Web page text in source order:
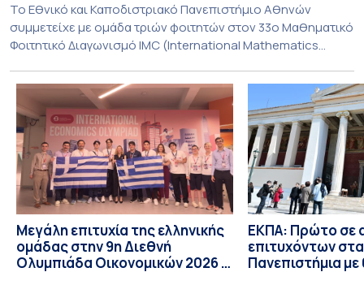
To Εθνικό και Καποδιστριακό Πανεπιστήμιο Αθηνών
συμμετείχε με ομάδα τριών φοιτητών στον 33ο Μαθηματικό
Φοιτητικό Διαγωνισμό IMC (International Mathematics
Ιουλίου στο Blagoevgrad της Βουλγαρίας. Σε αυτόν
συμμετείχαν 447 φοιτητές εκπροσωπώντας 135
πανεπιστήμια από 46 χώρες. Από την Ελλάδα, συμμετείχαν
επίσης το Εθνικό Μετσόβιο Πολυτεχνείο, το Αριστοτέλειο
Πανεπιστήμιο […]
Μεγάλη επιτυχία της ελληνικής
ομάδας στην 9η Διεθνή
Ολυμπιάδα Οικονομικών 2026 –
ΕΚΠΑ: Πρώτο σε
επιτυχόντων
Πανεπιστήμια